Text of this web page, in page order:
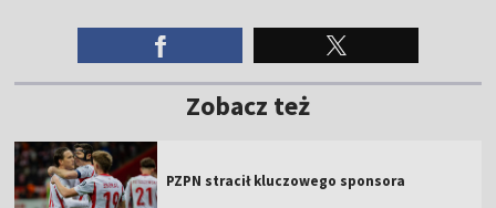
Zobacz też
PZPN stracił kluczowego sponsora